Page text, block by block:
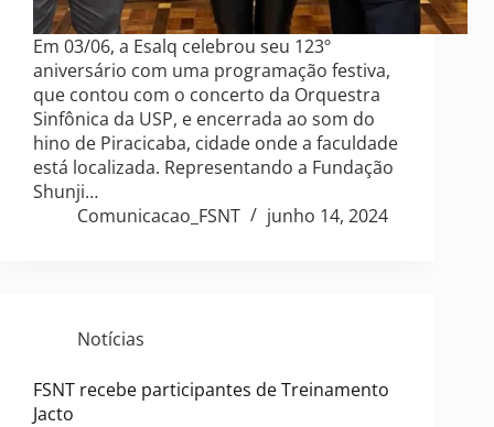
Em 03/06, a Esalq celebrou seu 123º
aniversário com uma programação festiva,
que contou com o concerto da Orquestra
Sinfônica da USP, e encerrada ao som do
hino de Piracicaba, cidade onde a faculdade
está localizada. Representando a Fundação
Shunji…
Comunicacao_FSNT
junho 14, 2024
Notícias
FSNT recebe participantes de Treinamento
Jacto